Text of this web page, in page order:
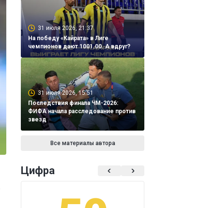
31 июля 2026, 21:37
На победу «Кайрата» в Лиге
чемпионов дают 1001.00. А вдруг?
31 июля 2026, 15:51
Последствия финала ЧМ-2026:
ФИФА начала расследование против
звезд
Все материалы автора
Цифра